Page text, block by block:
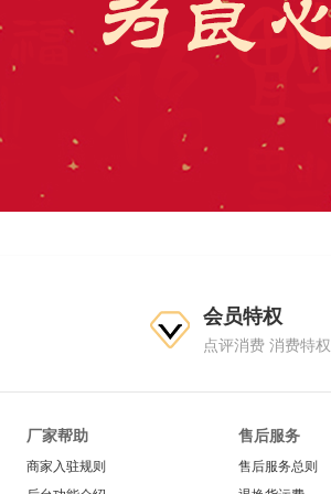
会员特权
点评消费 消费特权
厂家帮助
商家入驻规则
售后服务
售后服务总则